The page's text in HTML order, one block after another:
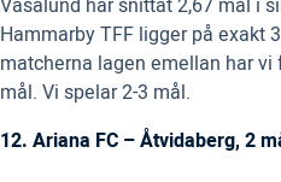
Vasalund har snittat 2,67 mål i
Hammarby TFF ligger på exakt
matcherna lagen emellan har
mål. Vi spelar 2-3 mål.
12. Ariana FC – Åtvidaberg, 2